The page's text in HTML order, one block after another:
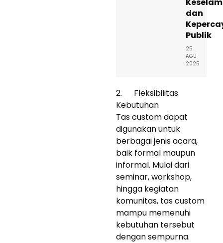
dan
Publik
25
AGU
2025
2. Fleksibilitas
Kebutuhan
Tas custom dapat
digunakan untuk
berbagai jenis acara,
baik formal maupun
informal. Mulai dari
seminar, workshop,
hingga kegiatan
komunitas, tas custom
mampu memenuhi
kebutuhan tersebut
dengan sempurna.